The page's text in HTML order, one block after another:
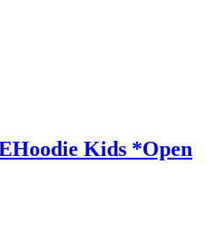
Hoodie Kids *Open